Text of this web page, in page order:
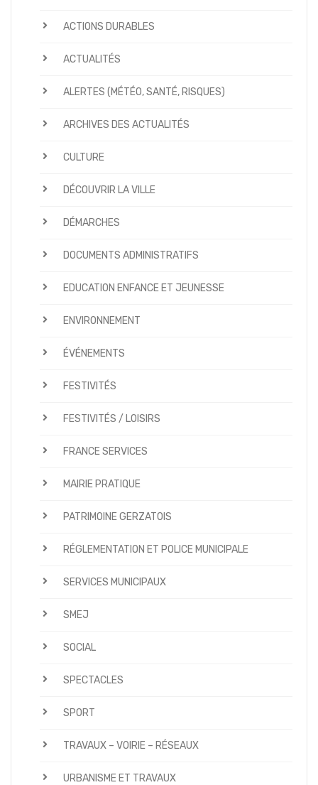
ACTIONS DURABLES
ACTUALITÉS
ALERTES (MÉTÉO, SANTÉ, RISQUES)
ARCHIVES DES ACTUALITÉS
CULTURE
DÉCOUVRIR LA VILLE
DÉMARCHES
DOCUMENTS ADMINISTRATIFS
EDUCATION ENFANCE ET JEUNESSE
ENVIRONNEMENT
ÉVÉNEMENTS
FESTIVITÉS
FESTIVITÉS / LOISIRS
FRANCE SERVICES
MAIRIE PRATIQUE
PATRIMOINE GERZATOIS
RÉGLEMENTATION ET POLICE MUNICIPALE
SERVICES MUNICIPAUX
SMEJ
SOCIAL
SPECTACLES
SPORT
TRAVAUX – VOIRIE – RÉSEAUX
URBANISME ET TRAVAUX